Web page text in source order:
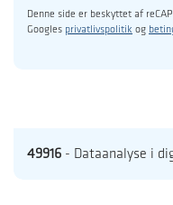
Denne side er beskyttet af
Googles privatlivspolitik og
49916 - Dataanalyse i